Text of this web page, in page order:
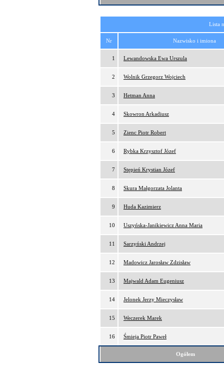
Lista
Nr Nazwisko i imiona
1 Lewandowska Ewa Urszula
2 Wolnik Grzegorz Wojciech
3 Hetman Anna
4 Skowron Arkadiusz
5 Zienc Piotr Robert
6 Rybka Krzysztof Józef
7 Stępień Krystian Józef
8 Skura Małgorzata Jolanta
9 Huda Kazimierz
10 Uszyńska-Janikiewicz Anna Maria
11 Sarzyński Andrzej
12 Madowicz Jarosław Zdzisław
13 Majwald Adam Eugeniusz
14 Jelonek Jerzy Mieczysław
15 Weczerek Marek
16 Śmieja Piotr Paweł
Ogółem